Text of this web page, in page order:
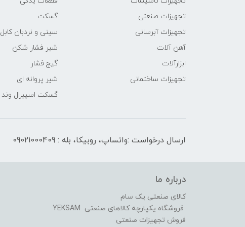
تجهیزات صنعتی
تجهیزات آبرسانی
آهن آلات
ابزارآلات
تجهیزات ساختمانی
گسکت
سینی و نردبان کابل
شیر فشار شکن
گیج فشار
شیر پروانه ای
گسکت اسپیرال وند
ارسال درخواست :واتساپ، روبیکا، بله : 09021000409
درباره ما
کالای صنعتی یک سام
فروشگاه یکپارچه کالاهای صنعتی YEKSAM
فروش تجهیزات صنعتی